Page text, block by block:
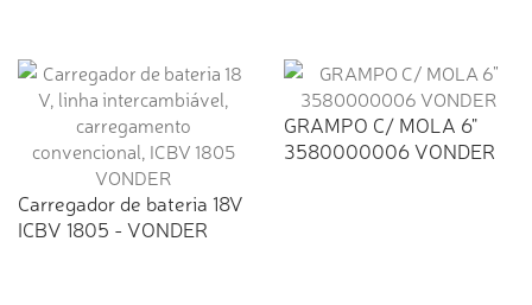
Carregador de bateria 18V
ICBV 1805 - VONDER
GRAMPO C/ MOLA 6"
3580000006 VONDER